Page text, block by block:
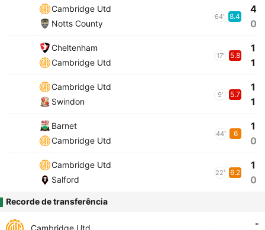
Cambridge Utd
Notts County
64' 8.4
4
0
Cheltenham
Cambridge Utd
17' 5.8
1
1
Cambridge Utd
Swindon
9' 5.7
1
1
Barnet
Cambridge Utd
44' 6
1
0
Cambridge Utd
Salford
22' 6.2
1
0
Recorde de transferência
Cambridge Utd -